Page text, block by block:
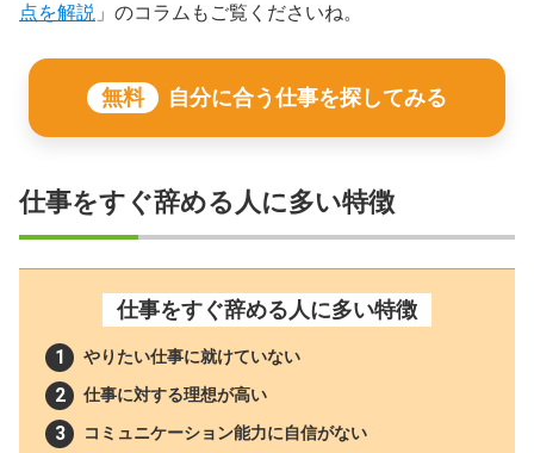
点を解説 」のコラムもご覧くださいね。
無料 自分に合う仕事を探してみる
仕事をすぐ辞める人に多い特徴
仕事をすぐ辞める人に多い特徴
やりたい仕事に就けていない
仕事に対する理想が高い
コミュニケーション能力に自信がない